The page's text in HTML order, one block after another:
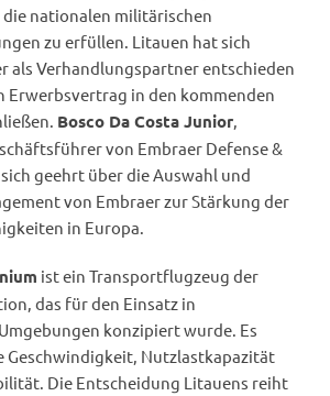
nationalen militärischen
zu erfüllen. Litauen hat sich
als Verhandlungspartner entschieden
Erwerbsvertrag in den kommenden
Bosco Da Costa Junior
von Embraer Defense &
geehrt über die Auswahl und
von Embraer zur Stärkung der
in Europa.
ist ein Transportflugzeug der
das für den Einsatz in
konzipiert wurde. Es
Geschwindigkeit, Nutzlastkapazität
Die Entscheidung Litauens reiht